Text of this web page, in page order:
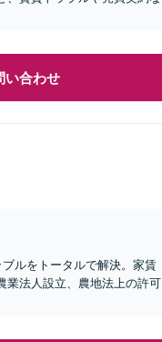
い合わせ
ルをトータルで解決。家賃
業法人設立、農地法上の許可